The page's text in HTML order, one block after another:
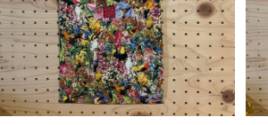
／Fabric by Saiko Kato
¥2,700